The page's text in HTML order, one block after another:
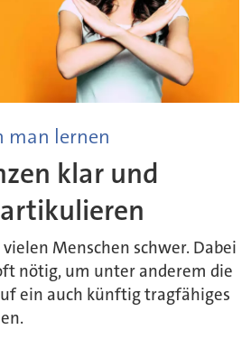
man lernen
klar und
Menschen schwer. Dabei
nötig, um unter anderem die
ein auch künftig tragfähiges